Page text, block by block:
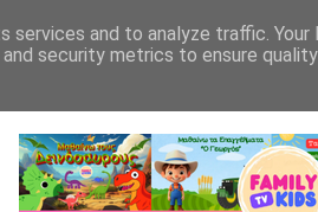
Επικοινωνία
ΑΘΛΗΤΙΚΆ Αστακός:
and to analyze traffic. Your
security metrics to ensure